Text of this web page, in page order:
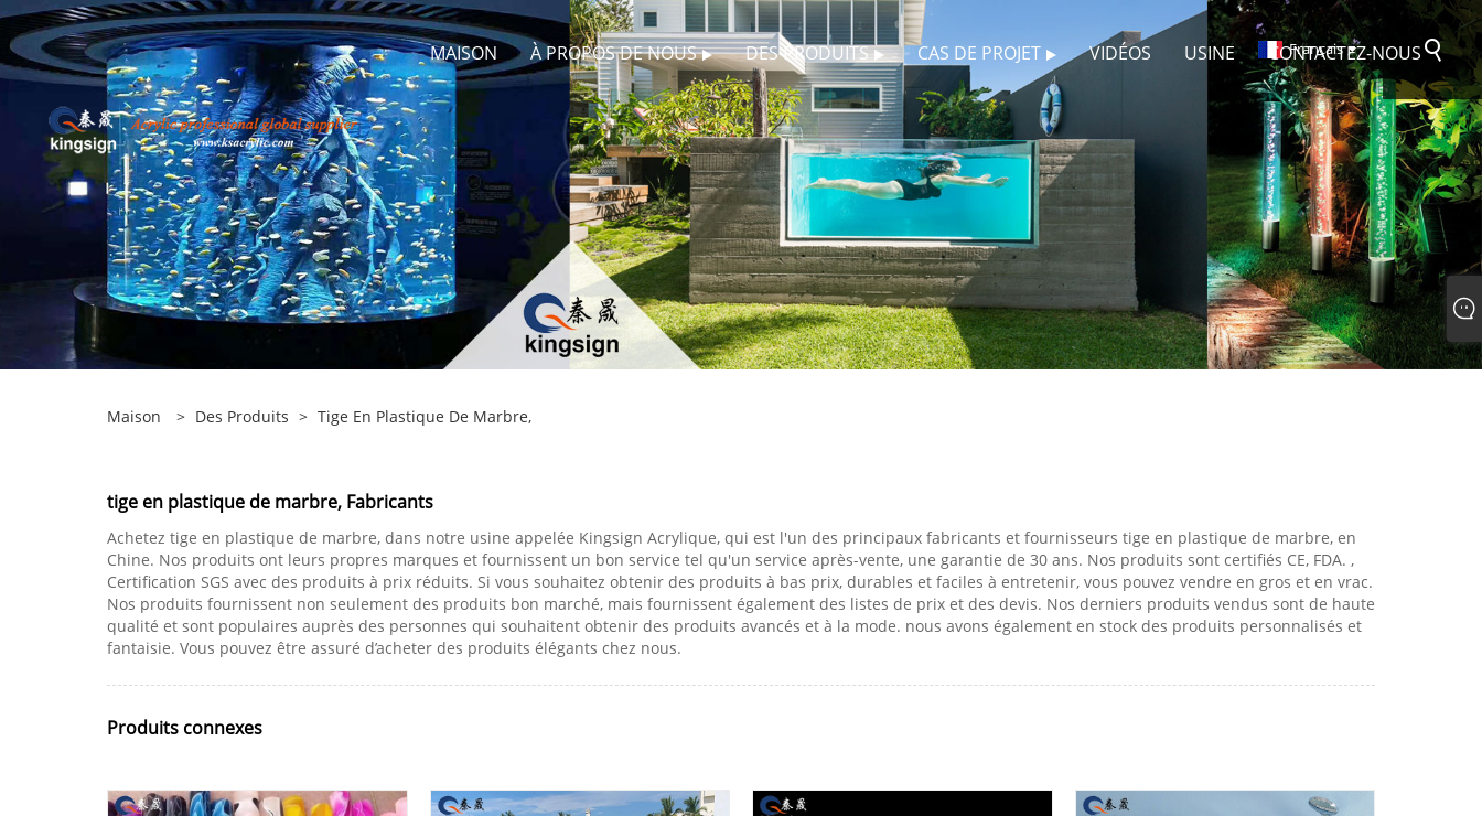
MAISON À PROPOS DE NOUS DES PRODUITS CAS DE PROJET VIDÉOS USINE CONTACTEZ-NOUS
Français
Maison > Des Produits > Tige En Plastique De Marbre,
tige en plastique de marbre, Fabricants
Achetez tige en plastique de marbre, dans notre usine appelée Kingsign Acrylique, qui est l'un des principaux fabricants et fournisseurs tige en plastique de marbre, en
Chine. Nos produits ont leurs propres marques et fournissent un bon service tel qu'un service après-vente, une garantie de 30 ans. Nos produits sont certifiés CE, FDA. ,
Certification SGS avec des produits à prix réduits. Si vous souhaitez obtenir des produits à bas prix, durables et faciles à entretenir, vous pouvez vendre en gros et en vrac.
Nos produits fournissent non seulement des produits bon marché, mais fournissent également des listes de prix et des devis. Nos derniers produits vendus sont de haute
qualité et sont populaires auprès des personnes qui souhaitent obtenir des produits avancés et à la mode. nous avons également en stock des produits personnalisés et
fantaisie. Vous pouvez être assuré d’acheter des produits élégants chez nous.
Produits connexes